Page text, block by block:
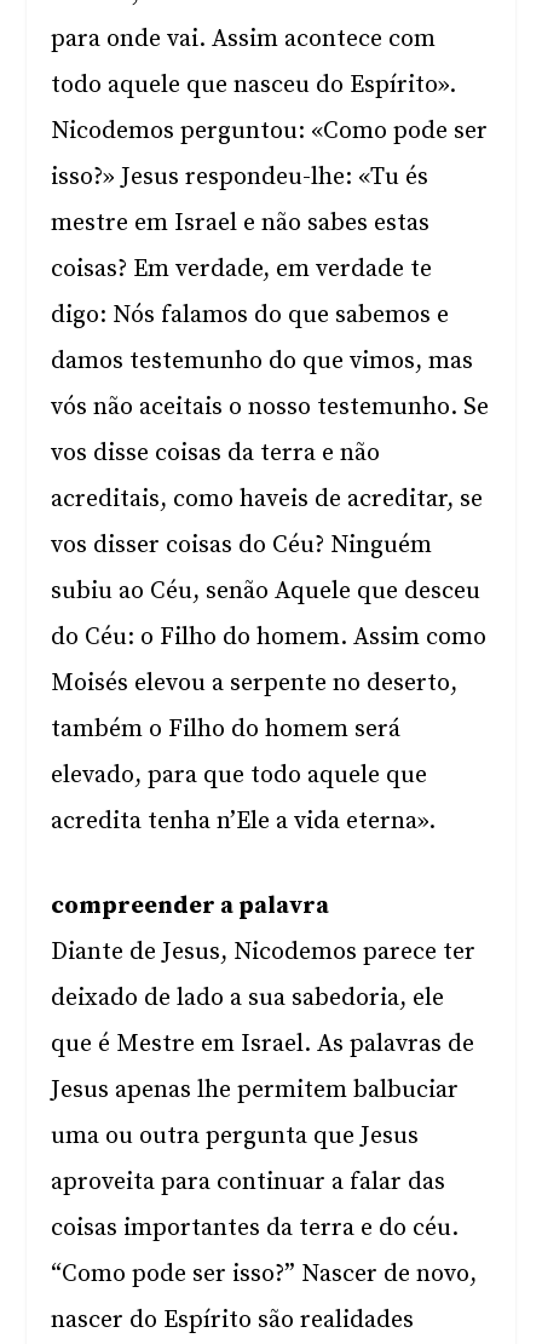
para onde vai. Assim acontece com
todo aquele que nasceu do Espírito».
Nicodemos perguntou: «Como pode ser
isso?» Jesus respondeu-lhe: «Tu és
mestre em Israel e não sabes estas
coisas? Em verdade, em verdade te
digo: Nós falamos do que sabemos e
damos testemunho do que vimos, mas
vós não aceitais o nosso testemunho. Se
vos disse coisas da terra e não
acreditais, como haveis de acreditar, se
vos disser coisas do Céu? Ninguém
subiu ao Céu, senão Aquele que desceu
do Céu: o Filho do homem. Assim como
Moisés elevou a serpente no deserto,
também o Filho do homem será
elevado, para que todo aquele que
acredita tenha n’Ele a vida eterna».
compreender a palavra
Diante de Jesus, Nicodemos parece ter
deixado de lado a sua sabedoria, ele
que é Mestre em Israel. As palavras de
Jesus apenas lhe permitem balbuciar
uma ou outra pergunta que Jesus
aproveita para continuar a falar das
coisas importantes da terra e do céu.
“Como pode ser isso?” Nascer de novo,
nascer do Espírito são realidades